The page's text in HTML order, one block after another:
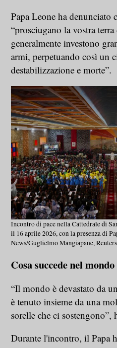
Papa Leone ha denunciato
“prosciugano la vostra
generalmente investono
armi, perpetuando così un
destabilizzazione e morte”.
Incontro di pace nella Cattedrale di
il 16 aprile 2026, con la presenza di
News/Guglielmo Mangiapane,
Cosa succede nel mondo
“Il mondo è devastato da
è tenuto insieme da una
sorelle che ci sostengono”,
Durante l'incontro, il Papa